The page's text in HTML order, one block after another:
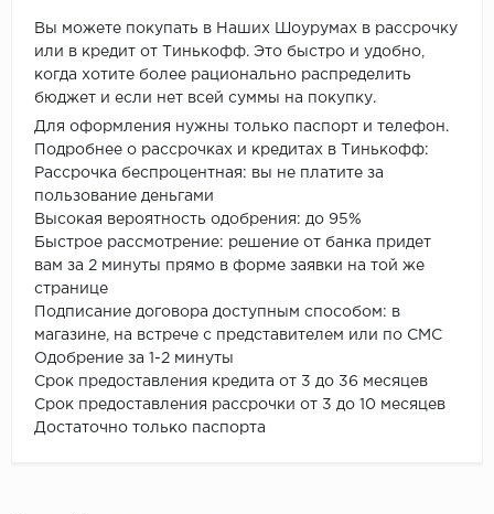
Вы можете покупать в Наших Шоурумах в рассрочку
или в кредит от Тинькофф. Это быстро и удобно,
когда хотите более рационально распределить
бюджет и если нет всей суммы на покупку.
Для оформления нужны только паспорт и телефон.
Подробнее о рассрочках и кредитах в Тинькофф:
Рассрочка беспроцентная: вы не платите за
пользование деньгами
Высокая вероятность одобрения: до 95%
Быстрое рассмотрение: решение от банка придет
вам за 2 минуты прямо в форме заявки на той же
странице
Подписание договора доступным способом: в
магазине, на встрече с представителем или по СМС
Одобрение за 1-2 минуты
Срок предоставления кредита от 3 до 36 месяцев
Срок предоставления рассрочки от 3 до 10 месяцев
Достаточно только паспорта